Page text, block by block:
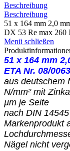
Beschreibung
Beschreibung
51 x 164 mm 2,0
DX 53 Re max 260
Menü schließen
51 x 164 mm
ETA Nr. 08/0063
aus deutschem
N/mm² mit
µm je Seite
nach DIN
Markenprodukt
Nägel nicht